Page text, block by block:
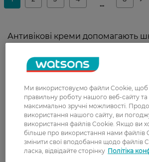
Антивікові креми допомагають
рівномірний тон та природне
щоденного догляду можна
Вони живлять шкіру і захищають
негативного впливу
середовища. Такий антивіковий
допомагає уповільнити старіння
молодий вигляд обличчя. У
можна купити антивіковий догляд
працюють з різними проявами
Ми використовуємо файли Cookie, щоб
правильну роботу нашого веб-сайту
максимально зручні можливості.
використання нашого сайту, ви
використання файлів Cookie. Якщо ви
більше про використання нами файлів
змінити свої вподобання щодо файлів
ласка, відвідайте сторінку Політіка